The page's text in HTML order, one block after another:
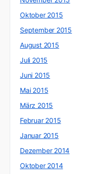
Oktober 2015
September 2015
August 2015
Juli 2015
Juni 2015
Mai 2015
März 2015
Februar 2015
Januar 2015
Dezember 2014
Oktober 2014